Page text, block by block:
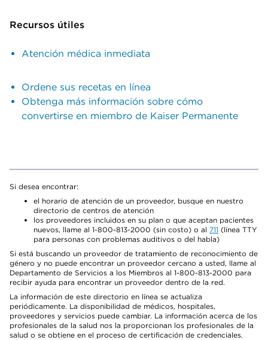
Recursos útiles
Atención médica inmediata
Ordene sus recetas en línea
Obtenga más información sobre cómo
convertirse en miembro de Kaiser Permanente
Si desea encontrar:
el horario de atención de un proveedor, busque en nuestro
directorio de centros de atención
los proveedores incluidos en su plan o que aceptan pacientes
nuevos, llame al 1-800-813-2000 (sin costo) o al 711 (línea TTY
para personas con problemas auditivos o del habla)
Si está buscando un proveedor de tratamiento de reconocimiento de
género y no puede encontrar un proveedor cercano a usted, llame al
Departamento de Servicios a los Miembros al 1-800-813-2000 para
recibir ayuda para encontrar un proveedor dentro de la red.
La información de este directorio en línea se actualiza
periódicamente. La disponibilidad de médicos, hospitales,
proveedores y servicios puede cambiar. La información acerca de los
profesionales de la salud nos la proporcionan los profesionales de la
salud o se obtiene en el proceso de certificación de credenciales.